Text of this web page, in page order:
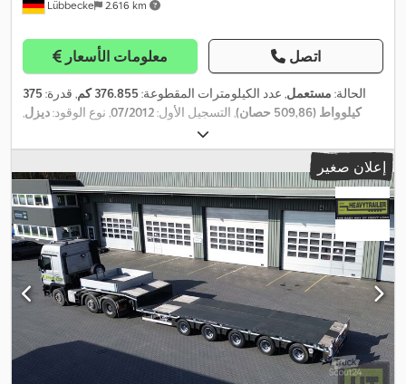
Lübbecke 2.616 km
معلومات الأسعار اتصل
الحالة: مستعمل, عدد الكيلومترات المقطوعة: 376.855 كم , قدرة: 375
كيلوواط (509,86 حصان)
, التسجيل الأول:07/2012, نوع الوقود:ديزل,
, تكوين
المحور:6x4 , وقود:ديزل, سعة خزان الوقود:600 ل , فرامل:المُبطئ, لون:
رمادي, كابينة السائق:كابينة نوم, نوع التروس:تلقائي, فئة الانبعاثات:يورو
5, تعليق:هواء, سنة الصنع:2012, معدات:أدبلو, المُبطئ, تكييف الهواء,
تنظيم النوافذ الكهربائي, توجيه معزز بالطاقة, قفل التروس التفاضلية,
قفل مركزي, كمبيوتر على متن المركبة, مثبت السرعة, مدفأة المقعد,
مرآة كهربائية, مراقبة ضغط الإطارات, نظام التحكم في الجر, نظام
الفرامل المانعة للانغلاق (ABS), وصلات المقطورة,
إعلان صغير